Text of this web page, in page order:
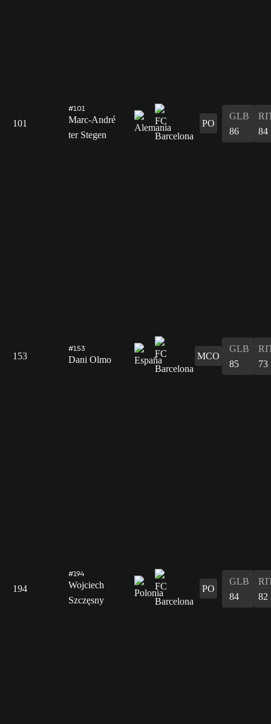
101
#101
Marc-André
ter Stegen
PO
GLB
86
84
153
#153
Dani Olmo MCO
GLB
85
73
194
#194
Wojciech
Szczęsny
PO
GLB
84
82